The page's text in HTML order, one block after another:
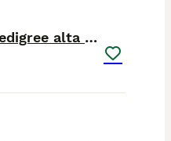
ad usare la lettiera e
e abituati ai
con sverminazione,
e copia di tutte le
ed ecocardio effettuati,
Cuccioli Maine Coon pedigree alta genealogia